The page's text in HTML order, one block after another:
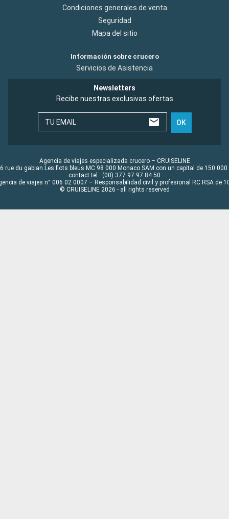
Condiciones generales de venta
Seguridad
Mapa del sitio
Información sobre crucero
Servicios de Asistencia
Newsletters
Recibe nuestras exclusivas ofertas
TU EMAIL OK
Agencia de viajes especializada crucero – CRUISELINE
rue du gabian Les flots bleus MC 98 000 Monaco SAM con un capital de 150 000
contact tel : (00) 377 97 97 84 50
de viajes n° 006 02 0007 – Responsabilidad civil y profesional RC RSA de
© CRUISELINE 2026 - all rights reserved